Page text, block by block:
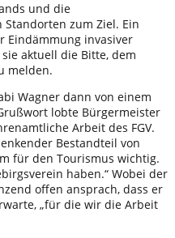
und die
zum Ziel. Ein
Eindämmung invasiver
aktuell die Bitte, dem
melden.
Wagner dann von einem
lobte Bürgermeister
Arbeit des FGV.
Bestandteil von
für den Tourismus wichtig.
haben.“ Wobei der
offen ansprach, dass er
„für die wir die Arbeit